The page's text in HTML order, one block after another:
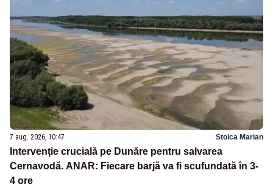
7 aug. 2026, 10:47 Stoica Marian
Intervenție crucială pe Dunăre pentru salvarea
Cernavodă. ANAR: Fiecare barjă va fi scufundată în 3-
4 ore